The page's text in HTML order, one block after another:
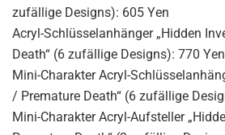
zufällige Designs): 605 Yen
Acryl-Schlüsselanhänger „Hidden
Death“ (6 zufällige Designs): 770 Yen
Mini-Charakter Acryl-
/ Premature Death“ (6 zufällige
Mini-Charakter Acryl-Aufsteller